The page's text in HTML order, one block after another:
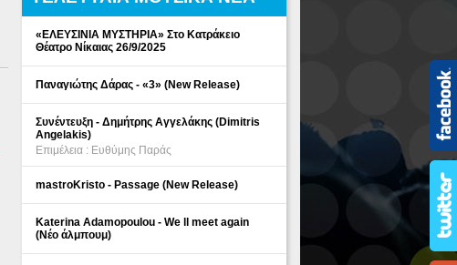
«ΕΛΕΥΣΙΝΙΑ ΜΥΣΤΗΡΙΑ» Στο Κατράκειο
Θέατρο Νίκαιας 26/9/2025
Παναγιώτης Δάρας - «3» (New Release)
Συνέντευξη - Δημήτρης Αγγελάκης (Dimitris
Angelakis)
Επιμέλεια : Ευθύμης Παράς
mastroKristo - Passage (New Release)
Katerina Adamopoulou - We ll meet again
(Νέο άλμπουμ)